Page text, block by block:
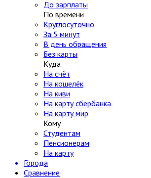
До зарплаты
По времени
Круглосуточно
За 5 минут
В день обращения
Без карты
Куда
На счёт
На кошелёк
На киви
На карту сбербанка
На карту мир
Кому
Студентам
Пенсионерам
На карту
Города
Сравнение